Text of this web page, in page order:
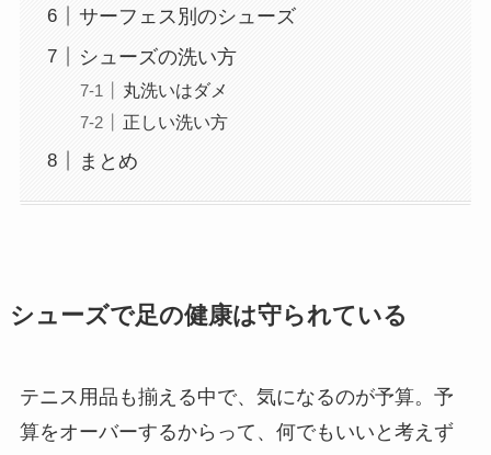
サーフェス別のシューズ
シューズの洗い方
丸洗いはダメ
正しい洗い方
まとめ
シューズで足の健康は守られている
テニス用品も揃える中で、気になるのが予算。予
算をオーバーするからって、何でもいいと考えず